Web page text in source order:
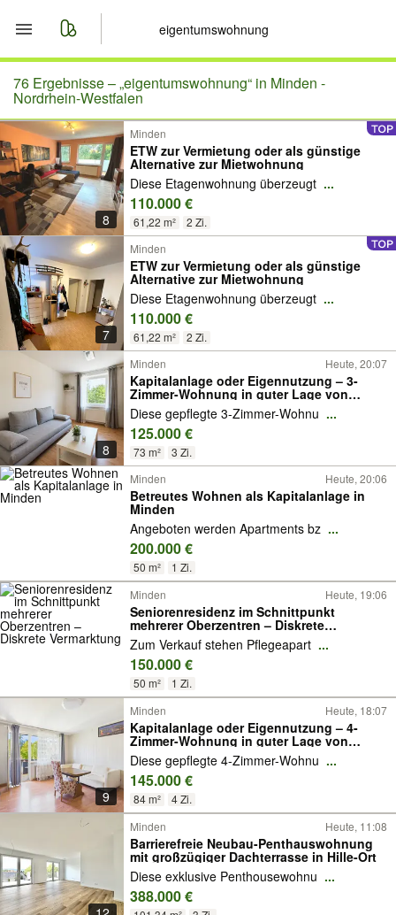
Start
Merkliste
Nachrichten
Anzeige aufgeben
76 Ergebnisse –„eigentumswohnung“ in Minden -
Nordrhein-Westfalen
8
Minden
ETW zur Vermietung oder als günstige
Alternative zur Mietwohnung
Diese Etagenwohnung überzeugt ...
110.000 €
61,22 m² 2 Zi.
7
Minden
ETW zur Vermietung oder als günstige
Alternative zur Mietwohnung
Diese Etagenwohnung überzeugt ...
110.000 €
61,22 m² 2 Zi.
8
Minden Heute, 20:07
Kapitalanlage oder Eigennutzung – 3-
Zimmer-Wohnung in guter Lage von
Minden !
Diese gepflegte 3-Zimmer-Wohnu ...
125.000 €
73 m²
3 Zi.
Minden
Heute, 20:06
Betreutes Wohnen als Kapitalanlage in
Minden
Angeboten werden Apartments bz ...
200.000 €
50 m²
1 Zi.
Minden
Heute, 19:06
Seniorenresidenz im Schnittpunkt
mehrerer Oberzentren – Diskrete
Vermarktung
Zum Verkauf stehen Pflegeapart ...
150.000 €
50 m² 1 Zi.
9
Minden Heute, 18:07
Kapitalanlage oder Eigennutzung – 4-
Zimmer-Wohnung in guter Lage von
Minden !
Diese gepflegte 4-Zimmer-Wohnu ...
145.000 €
84 m² 4 Zi.
Minden Heute, 11:08
Barrierefreie Neubau-Penthauswohnung
mit großzügiger Dachterrasse in Hille-Ort
Diese exklusive Penthousewohnu ...
388.000 €